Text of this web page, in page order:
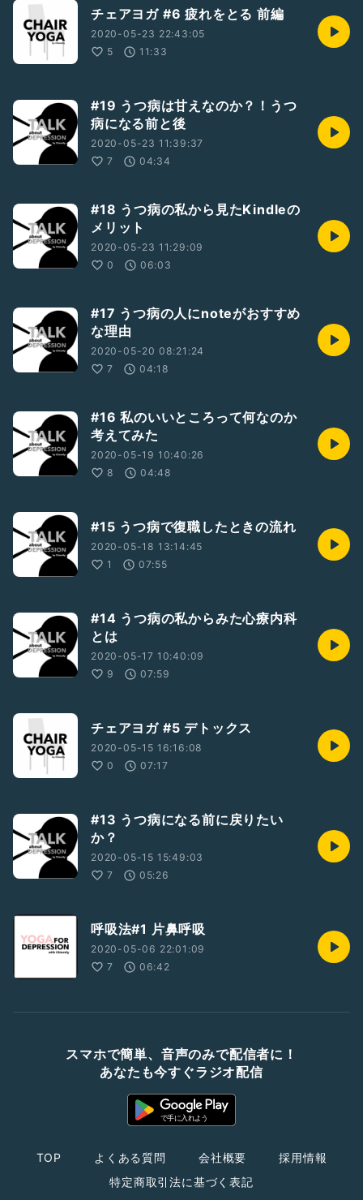
チェアヨガ #6 疲れをとる 前編
2020-05-23 22:43:05
5
11:33
#19 うつ病は甘えなのか？！うつ
病になる前と後
2020-05-23 11:39:37
7
04:34
#18 うつ病の私から見たKindleの
メリット
2020-05-23 11:29:09
0
06:03
#17 うつ病の人にnoteがおすすめ
な理由
2020-05-20 08:21:24
7
04:18
#16 私のいいところって何なのか
考えてみた
2020-05-19 10:40:26
8
04:48
#15 うつ病で復職したときの流れ
2020-05-18 13:14:45
1
07:55
#14 うつ病の私からみた心療内科
とは
2020-05-17 10:40:09
9
07:59
チェアヨガ #5 デトックス
2020-05-15 16:16:08
0
07:17
#13 うつ病になる前に戻りたい
か？
2020-05-15 15:49:03
7
05:26
呼吸法#1 片鼻呼吸
2020-05-06 22:01:09
7
06:42
スマホで簡単、音声のみで配信者に！
あなたも今すぐラジオ配信
TOP よくある質問 会社概要
採用情報
特定商取引法に基づく表記